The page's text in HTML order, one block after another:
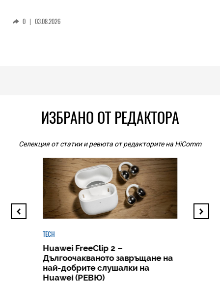
0 | 03.08.2026
ИЗБРАНО ОТ РЕДАКТОРА
Селекция от статии и ревюта от редакторите на HiComm
TECH
Huawei FreeClip 2 –
Дългоочакваното завръщане на
най-добрите слушалки на
Huawei (РЕВЮ)